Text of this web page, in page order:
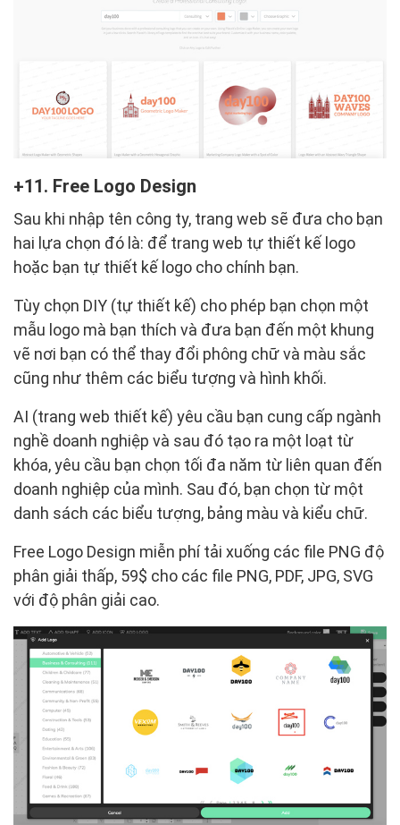
11. Free Logo Design
Sau khi nhập tên công ty, trang web sẽ đưa cho bạn
hai lựa chọn đó là: để trang web tự thiết kế logo
hoặc bạn tự thiết kế logo cho chính bạn.
Tùy chọn DIY (tự thiết kế) cho phép bạn chọn một
mẫu logo mà bạn thích và đưa bạn đến một khung
vẽ nơi bạn có thể thay đổi phông chữ và màu sắc
cũng như thêm các biểu tượng và hình khối.
AI (trang web thiết kế) yêu cầu bạn cung cấp ngành
nghề doanh nghiệp và sau đó tạo ra một loạt từ
khóa, yêu cầu bạn chọn tối đa năm từ liên quan đến
doanh nghiệp của mình. Sau đó, bạn chọn từ một
danh sách các biểu tượng, bảng màu và kiểu chữ.
Free Logo Design miễn phí tải xuống các file PNG độ
phân giải thấp, 59$ cho các file PNG, PDF, JPG, SVG
với độ phân giải cao.